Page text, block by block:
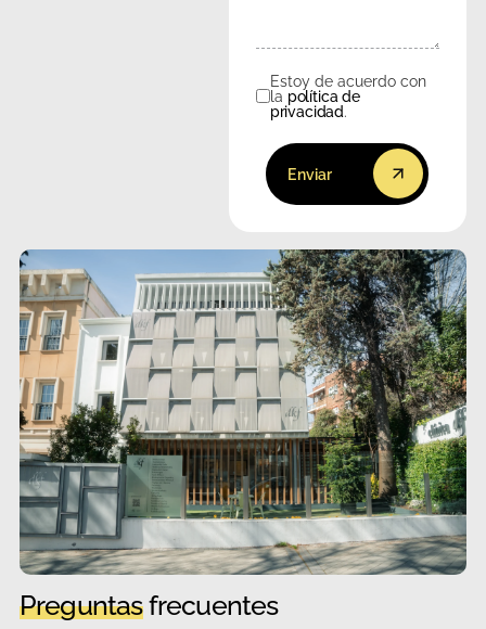
Consentimiento
Estoy de acuerdo con
la política de
privacidad.
Enviar
Preguntasfrecuentes